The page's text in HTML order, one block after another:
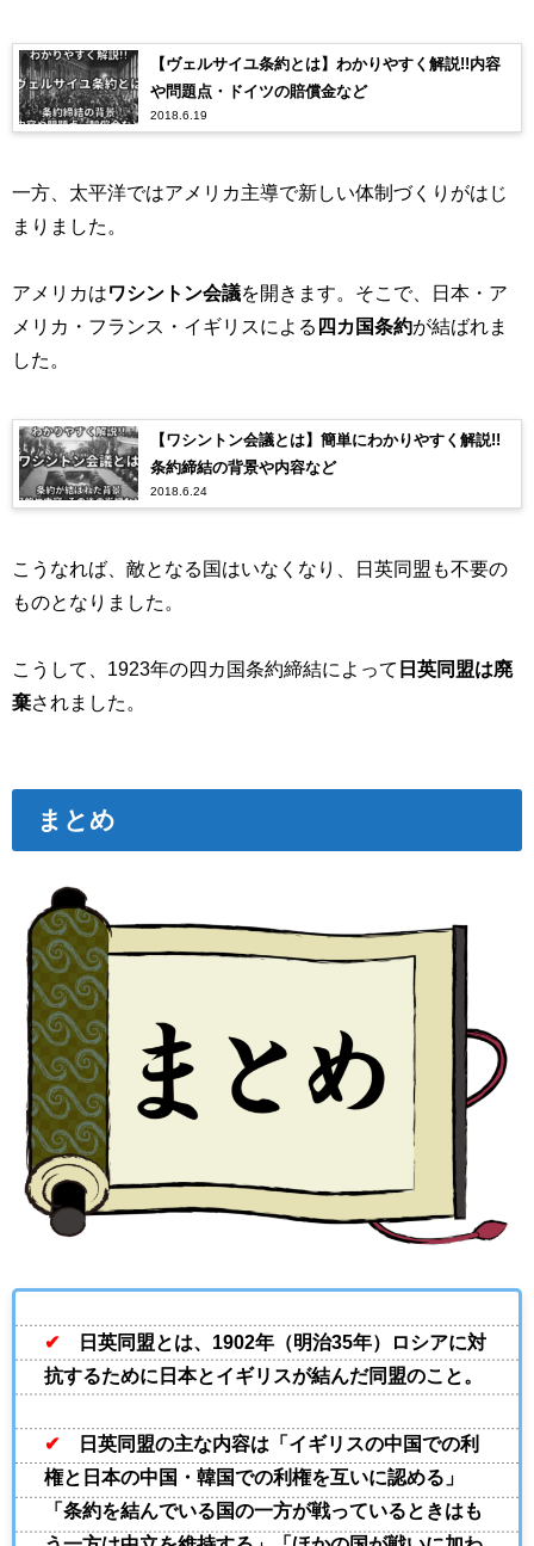
【ヴェルサイユ条約とは】わかりやすく解説!!内容
や問題点・ドイツの賠償金など
2018.6.19
一方、太平洋ではアメリカ主導で新しい体制づくりがはじ
まりました。
アメリカはワシントン会議を開きます。そこで、日本・ア
メリカ・フランス・イギリスによる 四カ国条約が結ばれま
した。
【ワシントン会議とは】簡単にわかりやすく解説!!
条約締結の背景や内容など
2018.6.24
こうなれば、敵となる国はいなくなり、日英同盟も不要の
ものとなりました。
こうして、1923年の四カ国条約締結によって 日英同盟は廃
棄されました。
まとめ
✔ 日英同盟とは、1902年（明治35年）ロシアに対
抗するために日本とイギリスが結んだ同盟のこと。
✔ 日英同盟の主な内容は「イギリスの中国での利
権と日本の中国・韓国での利権を互いに認める」
「条約を結んでいる国の一方が戦っているときはも